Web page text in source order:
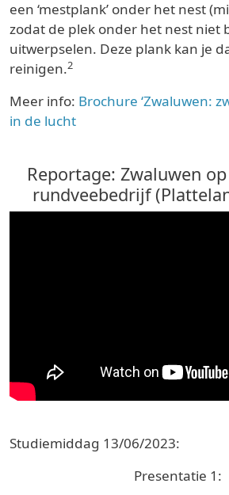
een ‘mestplank’ onder het nest
zodat de plek onder het nest niet
uitwerpselen. Deze plank kan je
reinigen.2
Meer info: Brochure ‘Zwaluwen:
in de lucht
Reportage: Zwaluwen
rundveebedrijf
Studiemiddag 13/06/2023:
Presentatie 1: